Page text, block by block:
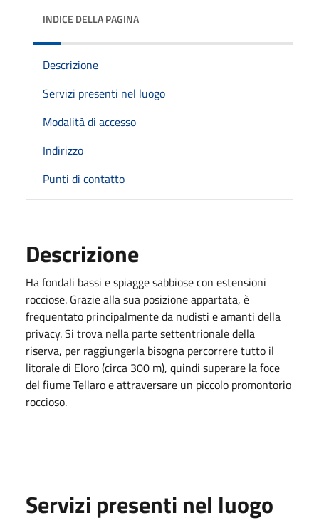
INDICE DELLA PAGINA
Descrizione
Servizi presenti nel luogo
Modalità di accesso
Indirizzo
Punti di contatto
Descrizione
Ha fondali bassi e spiagge sabbiose con estensioni
rocciose. Grazie alla sua posizione appartata, è
frequentato principalmente da nudisti e amanti della
privacy. Si trova nella parte settentrionale della
riserva, per raggiungerla bisogna percorrere tutto il
litorale di Eloro (circa 300 m), quindi superare la foce
del fiume Tellaro e attraversare un piccolo promontorio
roccioso.
Servizi presenti nel luogo